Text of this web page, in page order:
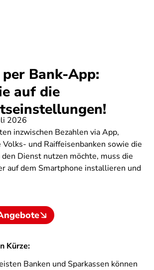
per Bank-App:
auf die
2026
inzwischen Bezahlen via App,
Volks- und Raiffeisenbanken sowie die
Dienst nutzen möchte, muss die
auf dem Smartphone installieren und
Kürze:
Banken und Sparkassen können